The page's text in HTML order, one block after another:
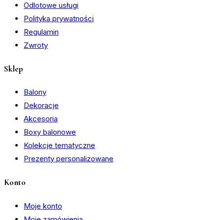
Odlotowe usługi
Polityka prywatności
Regulamin
Zwroty
Sklep
Balony
Dekoracje
Akcesoria
Boxy balonowe
Kolekcje tematyczne
Prezenty personalizowane
Konto
Moje konto